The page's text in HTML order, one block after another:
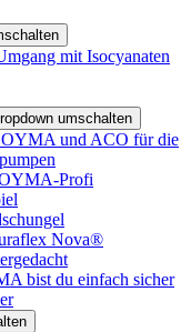
mit Isocyanaten
umschalten
und ACO für die
Profi
Nova®
bist du einfach sicher